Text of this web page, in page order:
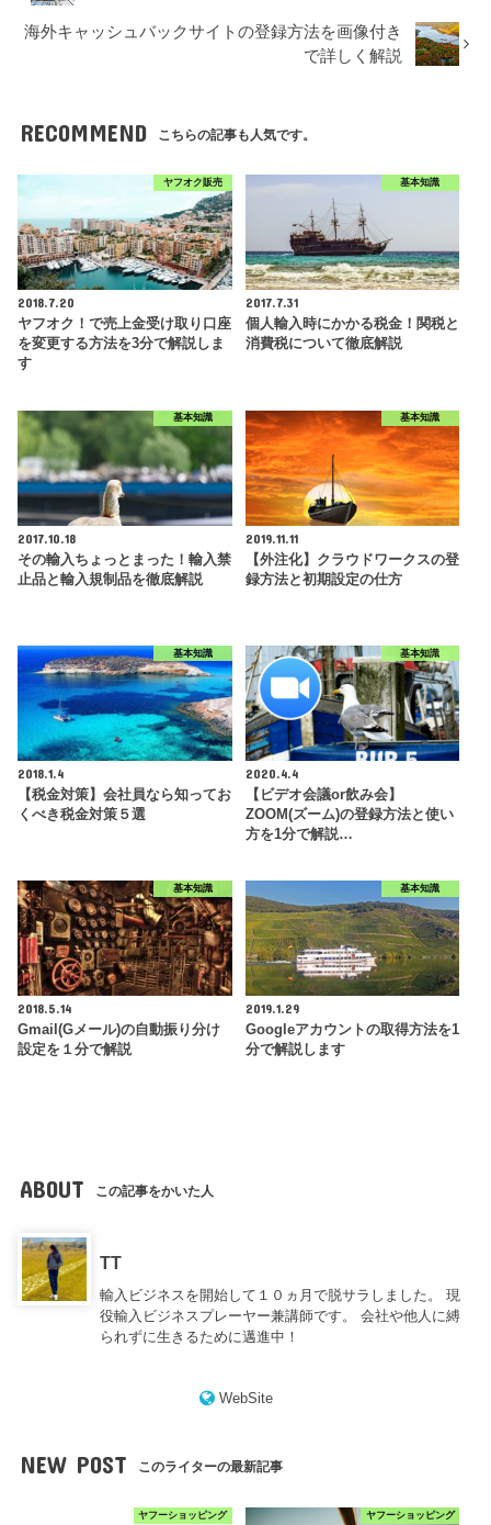
海外キャッシュバックサイトの登録方法を画像付き
で詳しく解説
RECOMMEND こちらの記事も人気です。
ヤフオク販売
2018.7.20
ヤフオク！で売上金受け取り口座
を変更する方法を3分で解説しま
す
基本知識
2017.7.31
個人輸入時にかかる税金！関税と
消費税について徹底解説
基本知識
2017.10.18
その輸入ちょっとまった！輸入禁
止品と輸入規制品を徹底解説
基本知識
2019.11.11
【外注化】クラウドワークスの登
録方法と初期設定の仕方
基本知識
2018.1.4
【税金対策】会社員なら知ってお
くべき税金対策５選
基本知識
2020.4.4
【ビデオ会議or飲み会】
ZOOM(ズーム)の登録方法と使い
方を1分で解説…
基本知識
2018.5.14
Gmail(Gメール)の自動振り分け
設定を１分で解説
基本知識
2019.1.29
Googleアカウントの取得方法を1
分で解説します
ABOUT この記事をかいた人
TT
輸入ビジネスを開始して１０ヵ月で脱サラしました。 現
役輸入ビジネスプレーヤー兼講師です。 会社や他人に縛
られずに生きるために邁進中！
WebSite
NEW POST このライターの最新記事
ヤフーショッピング ヤフーショッピング